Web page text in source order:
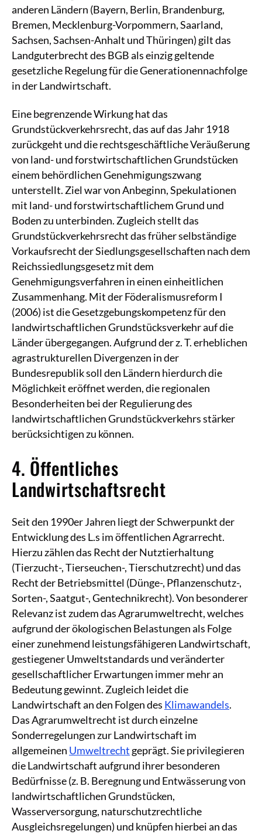
anderen Ländern (Bayern, Berlin, Brandenburg,
Bremen, Mecklenburg-Vorpommern, Saarland,
Sachsen, Sachsen-Anhalt und Thüringen) gilt das
Landguterbrecht des BGB als einzig geltende
gesetzliche Regelung für die Generationennachfolge
in der Landwirtschaft.
Eine begrenzende Wirkung hat das
Grundstückverkehrsrecht, das auf das Jahr 1918
zurückgeht und die rechtsgeschäftliche Veräußerung
von land- und forstwirtschaftlichen Grundstücken
einem behördlichen Genehmigungszwang
unterstellt. Ziel war von Anbeginn, Spekulationen
mit land- und forstwirtschaftlichem Grund und
Boden zu unterbinden. Zugleich stellt das
Grundstückverkehrsrecht das früher selbständige
Vorkaufsrecht der Siedlungsgesellschaften nach dem
Reichssiedlungsgesetz mit dem
Genehmigungsverfahren in einen einheitlichen
Zusammenhang. Mit der Föderalismusreform I
(2006) ist die Gesetzgebungskompetenz für den
landwirtschaftlichen Grundstücksverkehr auf die
Länder übergegangen. Aufgrund der z. T. erheblichen
agrastrukturellen Divergenzen in der
Bundesrepublik soll den Ländern hierdurch die
Möglichkeit eröffnet werden, die regionalen
Besonderheiten bei der Regulierung des
landwirtschaftlichen Grundstückverkehrs stärker
berücksichtigen zu können.
4. Öffentliches
Landwirtschaftsrecht
Seit den 1990er Jahren liegt der Schwerpunkt der
Entwicklung des L.s im öffentlichen Agrarrecht.
Hierzu zählen das Recht der Nutztierhaltung
(Tierzucht-, Tierseuchen-, Tierschutzrecht) und das
Recht der Betriebsmittel (Dünge-, Pflanzenschutz-,
Sorten-, Saatgut-, Gentechnikrecht). Von besonderer
Relevanz ist zudem das Agrarumweltrecht, welches
aufgrund der ökologischen Belastungen als Folge
einer zunehmend leistungsfähigeren Landwirtschaft,
gestiegener Umweltstandards und veränderter
gesellschaftlicher Erwartungen immer mehr an
Bedeutung gewinnt. Zugleich leidet die
Landwirtschaft an den Folgen des Klimawandels.
Das Agrarumweltrecht ist durch einzelne
Sonderregelungen zur Landwirtschaft im
allgemeinen Umweltrechtgeprägt. Sie privilegieren
die Landwirtschaft aufgrund ihrer besonderen
Bedürfnisse (z. B. Beregnung und Entwässerung von
landwirtschaftlichen Grundstücken,
Wasserversorgung, naturschutzrechtliche
Ausgleichsregelungen) und knüpfen hierbei an das